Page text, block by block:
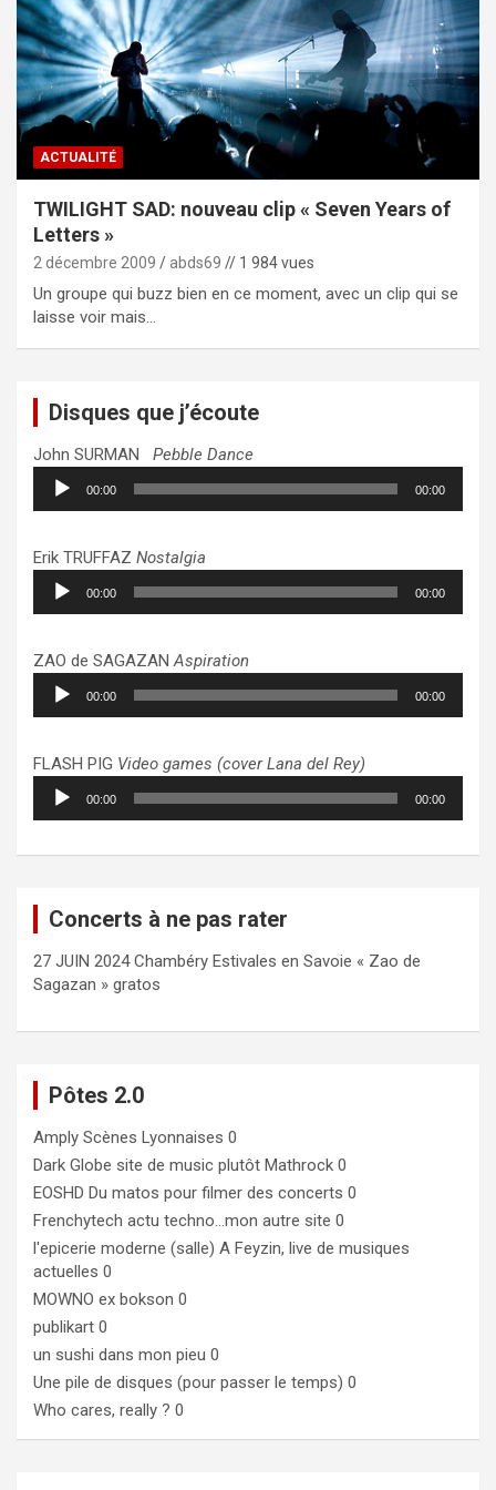
ACTUALITÉ
TWILIGHT SAD: nouveau clip « Seven Years of
Letters »
2 décembre 2009 abds69 // 1 984 vues
Un groupe qui buzz bien en ce moment, avec un clip qui se
laisse voir mais…
Disques que j’écoute
John SURMAN Pebble Dance
Lecteur
audio
00:00 00:00
Erik TRUFFAZ Nostalgia
Lecteur
audio
00:00 00:00
ZAO de SAGAZANAspiration
Lecteur
audio
00:00 00:00
FLASH PIG Video games (cover Lana del Rey)
Lecteur
audio
00:00 00:00
Concerts à ne pas rater
27 JUIN 2024 Chambéry Estivales en Savoie « Zao de
Sagazan » gratos
Pôtes 2.0
Amply Scènes Lyonnaises 0
Dark Globe site de music plutôt Mathrock 0
EOSHD Du matos pour filmer des concerts 0
Frenchytech actu techno…mon autre site 0
l'epicerie moderne (salle) A Feyzin, live de musiques
actuelles 0
MOWNO ex bokson 0
publikart 0
un sushi dans mon pieu 0
Une pile de disques (pour passer le temps) 0
Who cares, really ? 0